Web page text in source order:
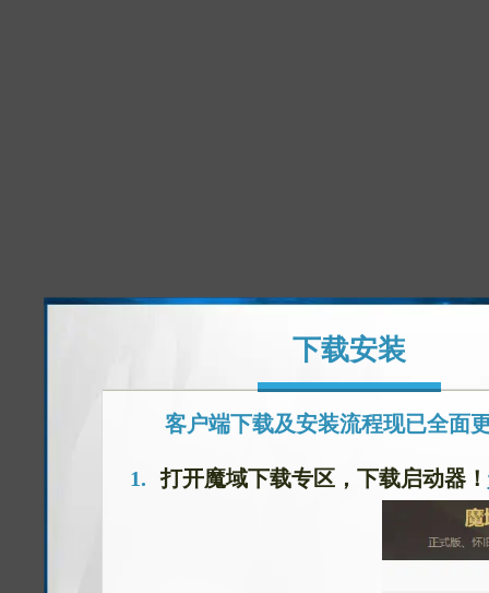
下载安装
客户端下载及安装流程现已全面
打开魔域下载专区，下载启动器！